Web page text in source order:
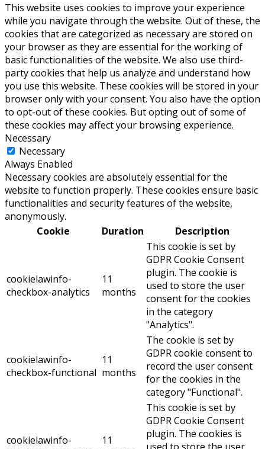
This website uses cookies to improve your experience
while you navigate through the website. Out of these, the
cookies that are categorized as necessary are stored on
your browser as they are essential for the working of
basic functionalities of the website. We also use third-
party cookies that help us analyze and understand how
you use this website. These cookies will be stored in your
browser only with your consent. You also have the option
to opt-out of these cookies. But opting out of some of
these cookies may affect your browsing experience.
Necessary
Necessary
Always Enabled
Necessary cookies are absolutely essential for the
website to function properly. These cookies ensure basic
functionalities and security features of the website,
anonymously.
Cookie
Duration Description
cookielawinfo-
checkbox-analytics
11
months
This cookie is set by
GDPR Cookie Consent
plugin. The cookie is
used to store the user
consent for the cookies
in the category
"Analytics".
cookielawinfo-
checkbox-functional
11
months
The cookie is set by
GDPR cookie consent to
record the user consent
for the cookies in the
category "Functional".
cookielawinfo-
11
This cookie is set by
GDPR Cookie Consent
plugin. The cookies is